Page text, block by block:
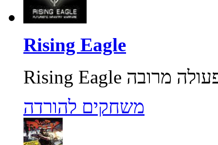
Rising Eagle
משחקים להורדה